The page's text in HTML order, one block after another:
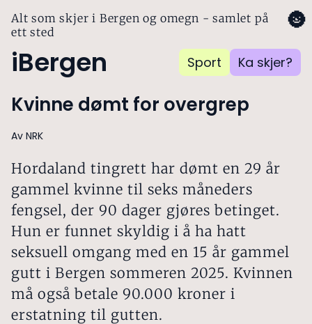
Alt som skjer i Bergen og omegn - samlet på
ett sted
iBergen Sport Ka skjer?
🌚
Kvinne dømt for overgrep
Av NRK
Hordaland tingrett har dømt en 29 år
gammel kvinne til seks måneders
fengsel, der 90 dager gjøres betinget.
Hun er funnet skyldig i å ha hatt
seksuell omgang med en 15 år gammel
gutt i Bergen sommeren 2025. Kvinnen
må også betale 90.000 kroner i
erstatning til gutten.